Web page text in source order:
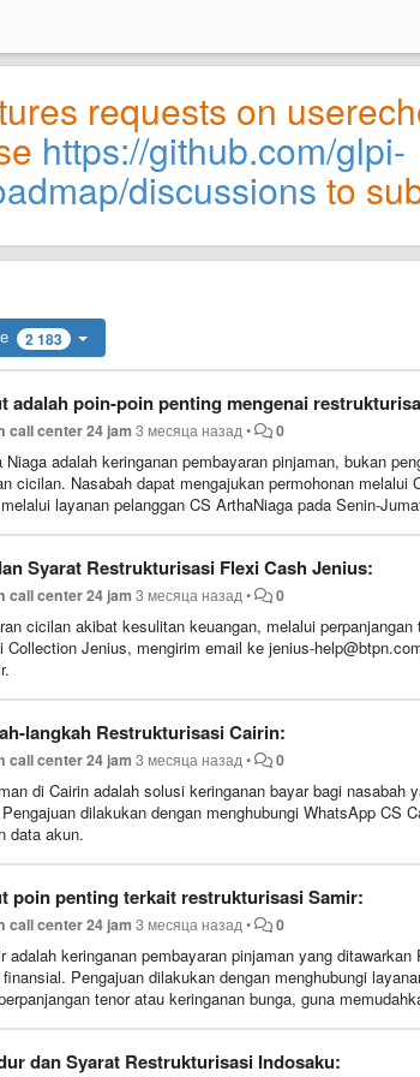
requests on
https://github.com/glpi-
discussions to
2 183
adalah poin-poin penting mengenai
call center 24 jam 3 месяца назад • 0
adalah keringanan pembayaran pinjaman, bukan
cicilan. Nasabah dapat mengajukan permohonan
layanan pelanggan CS ArthaNiaga pada Senin-
Syarat Restrukturisasi Flexi Cash Jenius:
call center 24 jam 3 месяца назад • 0
cicilan akibat kesulitan keuangan, melalui
Collection Jenius, mengirim email ke jenius-
langkah Restrukturisasi Cairin:
call center 24 jam 3 месяца назад • 0
di Cairin adalah solusi keringanan bayar bagi nasabah
dilakukan dengan menghubungi WhatsApp CS
data akun.
poin penting terkait restrukturisasi Samir:
call center 24 jam 3 месяца назад • 0
adalah keringanan pembayaran pinjaman yang
Pengajuan dilakukan dengan menghubungi
tenor atau keringanan bunga, guna
dan Syarat Restrukturisasi Indosaku: